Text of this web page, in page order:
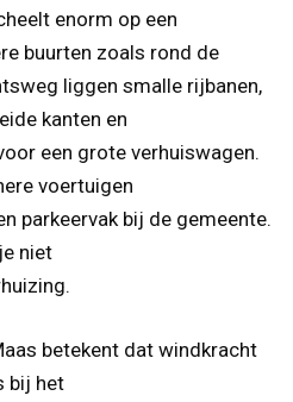
enorm op een
buurten zoals rond de
liggen smalle rijbanen,
kanten en
een grote verhuiswagen.
voertuigen
parkeervak bij de gemeente.
niet
betekent dat windkracht
bij het